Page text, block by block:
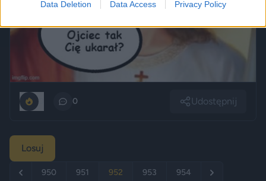
Data Deletion Data Access Privacy Policy
0 Udostępnij
Losuj
950 951 952 953 954